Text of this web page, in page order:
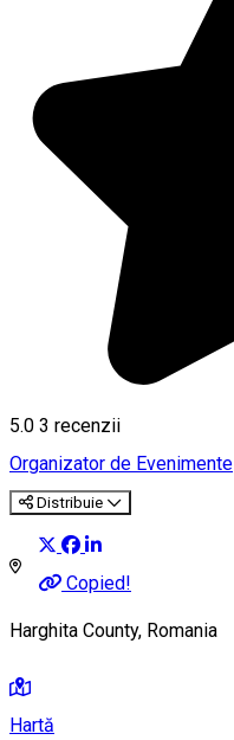
5.0 3 recenzii
Organizator de Evenimente
Distribuie
Copied!
Harghita County, Romania
Hartă